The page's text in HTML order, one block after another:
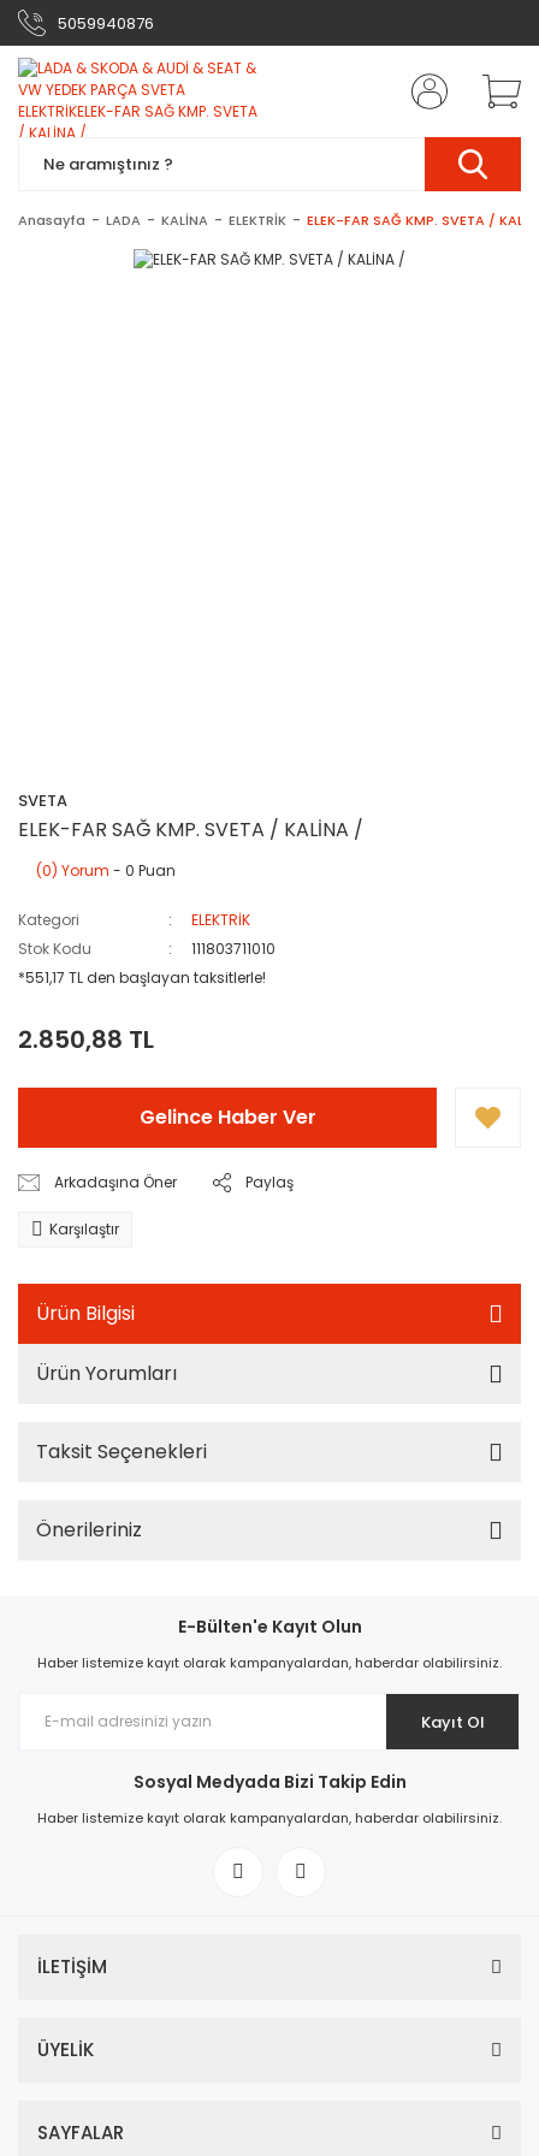
5059940876
Anasayfa LADA KALİNA ELEKTRİK ELEK-FAR SAĞ KMP. SVETA /
SVETA
ELEK-FAR SAĞ KMP. SVETA / KALİNA /
(0) Yorum - 0 Puan
Kategori
ELEKTRİK
Stok Kodu
111803711010
*551,17 TL den başlayan taksitlerle!
2.850,88 TL
Gelince Haber Ver
Arkadaşına Öner Paylaş
Karşılaştır
Ürün Bilgisi
Ürün Yorumları
Taksit Seçenekleri
Önerileriniz
E-Bülten'e Kayıt Olun
Haber listemize kayıt olarak kampanyalardan, haberdar olabilirsiniz.
Kayıt Ol
Sosyal Medyada Bizi Takip Edin
Haber listemize kayıt olarak kampanyalardan, haberdar olabilirsiniz.
İLETİŞİM
ÜYELİK
SAYFALAR